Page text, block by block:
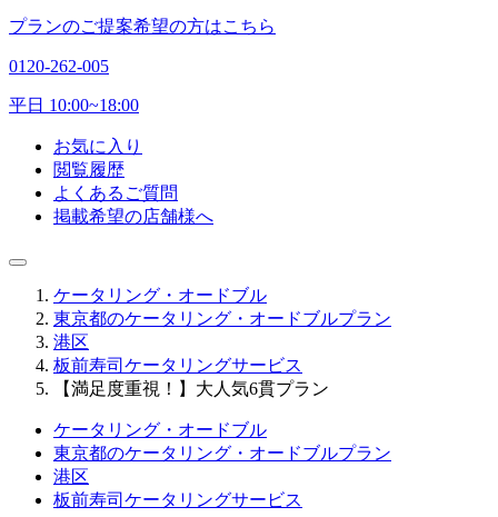
プランのご提案希望の方はこちら
0120-262-005
平日 10:00~18:00
お気に入り
閲覧履歴
よくあるご質問
掲載希望の店舗様へ
ケータリング・オードブル
東京都のケータリング・オードブルプラン
港区
板前寿司ケータリングサービス
【満足度重視！】大人気6貫プラン
ケータリング・オードブル
東京都のケータリング・オードブルプラン
港区
板前寿司ケータリングサービス